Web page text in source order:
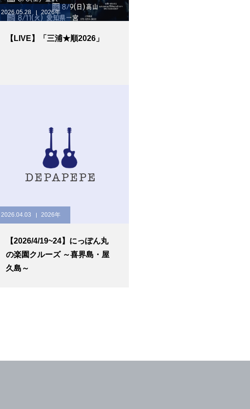
2026.05.28 2026年
【LIVE】「三浦★順2026」
2026.04.03 2026年
【2026/4/19~24】にっぽん丸
の楽園クルーズ ～喜界島・屋
久島～